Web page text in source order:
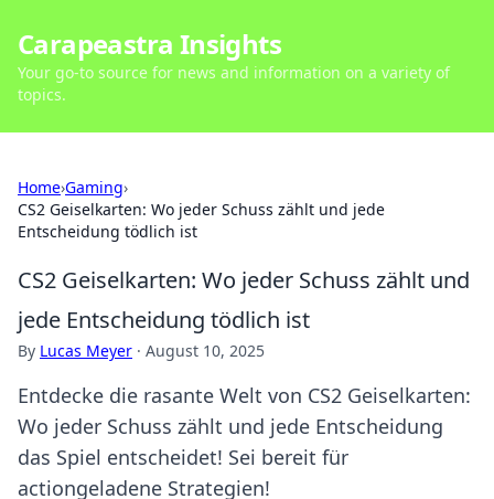
Carapeastra Insights
Your go-to source for news and information on a variety of
topics.
Home›Gaming›
CS2 Geiselkarten: Wo jeder Schuss zählt und jede
Entscheidung tödlich ist
CS2 Geiselkarten: Wo jeder Schuss zählt und
jede Entscheidung tödlich ist
By Lucas Meyer · August 10, 2025
Entdecke die rasante Welt von CS2 Geiselkarten:
Wo jeder Schuss zählt und jede Entscheidung
das Spiel entscheidet! Sei bereit für
actiongeladene Strategien!